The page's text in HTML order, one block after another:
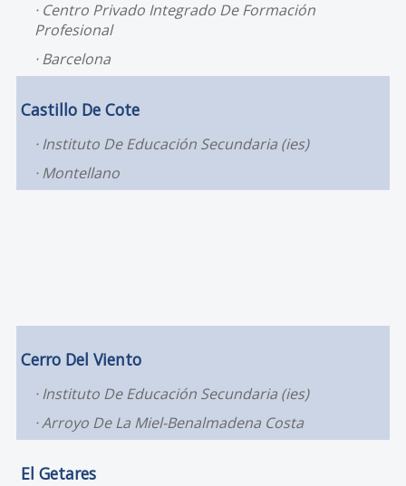
Centro Privado Integrado De Formación
Profesional
Barcelona
Castillo De Cote
Instituto De Educación Secundaria (ies)
Montellano
Cerro Del Viento
Instituto De Educación Secundaria (ies)
Arroyo De La Miel-Benalmadena Costa
El Getares